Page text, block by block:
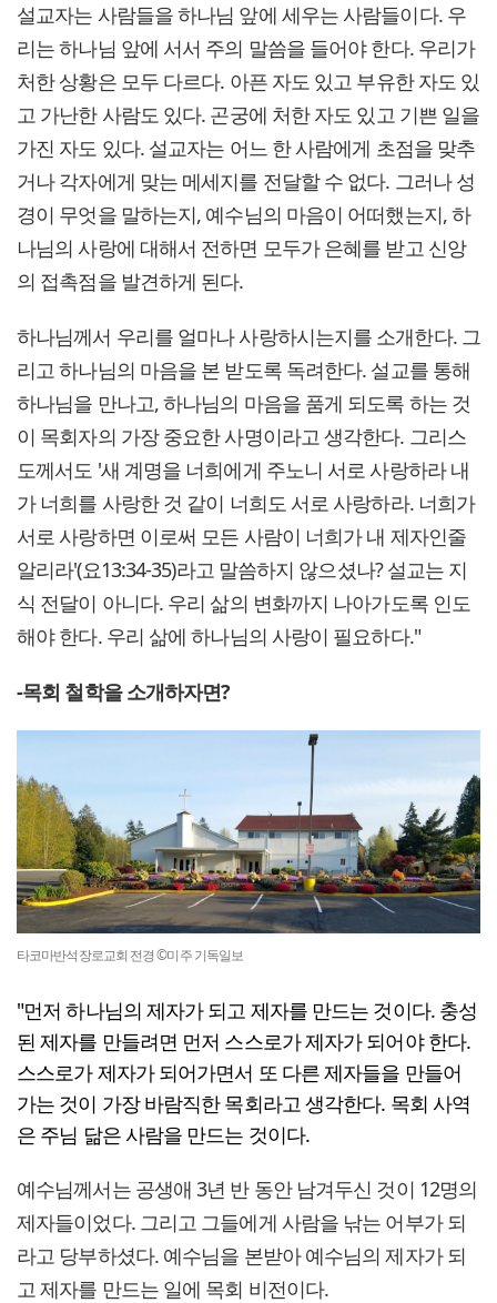
설교자는 사람들을 하나님 앞에 세우는 사람들이다. 우
리는 하나님 앞에 서서 주의 말씀을 들어야 한다. 우리가
처한 상황은 모두 다르다. 아픈 자도 있고 부유한 자도 있
고 가난한 사람도 있다. 곤궁에 처한 자도 있고 기쁜 일을
가진 자도 있다. 설교자는 어느 한 사람에게 초점을 맞추
거나 각자에게 맞는 메세지를 전달할 수 없다. 그러나 성
경이 무엇을 말하는지, 예수님의 마음이 어떠했는지, 하
나님의 사랑에 대해서 전하면 모두가 은혜를 받고 신앙
의 접촉점을 발견하게 된다.
하나님께서 우리를 얼마나 사랑하시는지를 소개한다. 그
리고 하나님의 마음을 본 받도록 독려한다. 설교를 통해
하나님을 만나고, 하나님의 마음을 품게 되도록 하는 것
이 목회자의 가장 중요한 사명이라고 생각한다. 그리스
도께서도 '새 계명을 너희에게 주노니 서로 사랑하라 내
가 너희를 사랑한 것 같이 너희도 서로 사랑하라. 너희가
서로 사랑하면 이로써 모든 사람이 너희가 내 제자인줄
알리라'(요13:34-35)라고 말씀하지 않으셨나? 설교는 지
식 전달이 아니다. 우리 삶의 변화까지 나아가도록 인도
해야 한다. 우리 삶에 하나님의 사랑이 필요하다."
-목회 철학을 소개하자면?
타코마반석장로교회 전경 ©미주 기독일보
"먼저 하나님의 제자가 되고 제자를 만드는 것이다. 충성
된 제자를 만들려면 먼저 스스로가 제자가 되어야 한다.
스스로가 제자가 되어가면서 또 다른 제자들을 만들어
가는 것이 가장 바람직한 목회라고 생각한다. 목회 사역
은 주님 닮은 사람을 만드는 것이다.
예수님께서는 공생애 3년 반 동안 남겨두신 것이 12명의
제자들이었다. 그리고 그들에게 사람을 낚는 어부가 되
라고 당부하셨다. 예수님을 본받아 예수님의 제자가 되
고 제자를 만드는 일에 목회 비전이다.